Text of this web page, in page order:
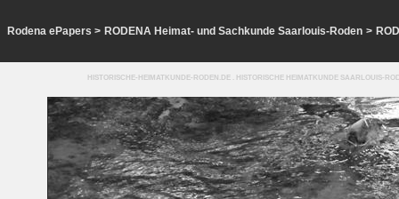
Rodena ePapers > RODENA Heimat- und Sachkunde Saarlouis-Roden >
HISTORISCHE-HEIMATKUNDE-RODEN.DE . HISTORISCHE HEIMATKUNDE SAARLOUIS-